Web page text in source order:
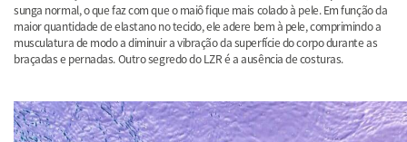
sunga normal, o que faz com que o maiô fique mais colado à pele. Em função da
maior quantidade de elastano no tecido, ele adere bem à pele, comprimindo a
musculatura de modo a diminuir a vibração da superfície do corpo durante as
braçadas e pernadas. Outro segredo do LZR é a ausência de costuras.